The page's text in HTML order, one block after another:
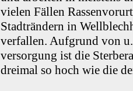
vielen Fällen
Stadträndern in
verfallen. Aufgrund von
versorgung ist die
dreimal so hoch wie die